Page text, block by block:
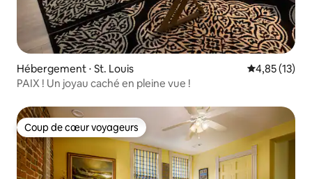
Hébergement ⋅ St. Louis Évaluation
4,85 (13)
PAIX ! Un joyau caché en pleine vue !
Coup de cœur voyageurs
Coup de cœur voyageurs